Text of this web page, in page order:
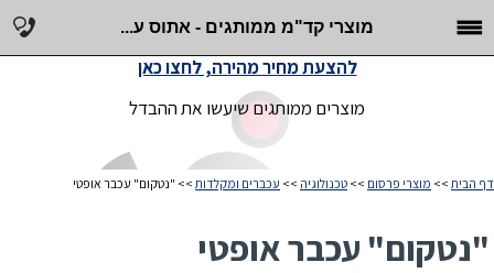
מוצרי קד"מ ממותגים - אתוס ע...
מוצרים ממותגים שיעשו את ההבדל
להצעת מחיר מהירה, לחצו כאן
דף הבית >> מוצרי פרסום >> טכנולוגיה >> עכברים ומקלדות >> "נטקום" עכבר אופטי
"נטקום" עכבר אופטי